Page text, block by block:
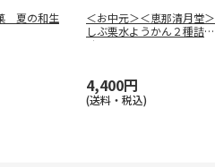
夏の和生
＜お中元＞＜恵那清月堂＞
しぶ栗水ようかん２種詰合
せ
4,400円
(送料・税込)